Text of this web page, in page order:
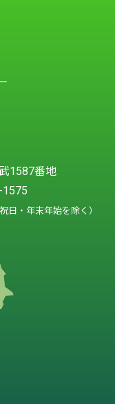
1587番地
・年末年始を除く）